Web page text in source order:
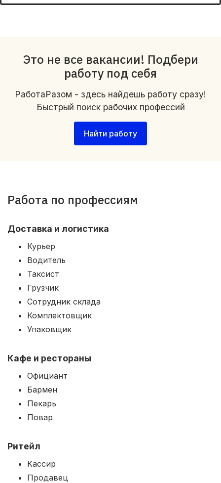
Это не все вакансии! Подбери
работу под себя
РаботаРазом - здесь найдешь работу сразу!
Быстрый поиск рабочих профессий
Найти работу
Работа по профессиям
Доставка и логистика
Курьер
Водитель
Таксист
Грузчик
Сотрудник склада
Комплектовщик
Упаковщик
Кафе и рестораны
Официант
Бармен
Пекарь
Повар
Ритейл
Кассир
Продавец